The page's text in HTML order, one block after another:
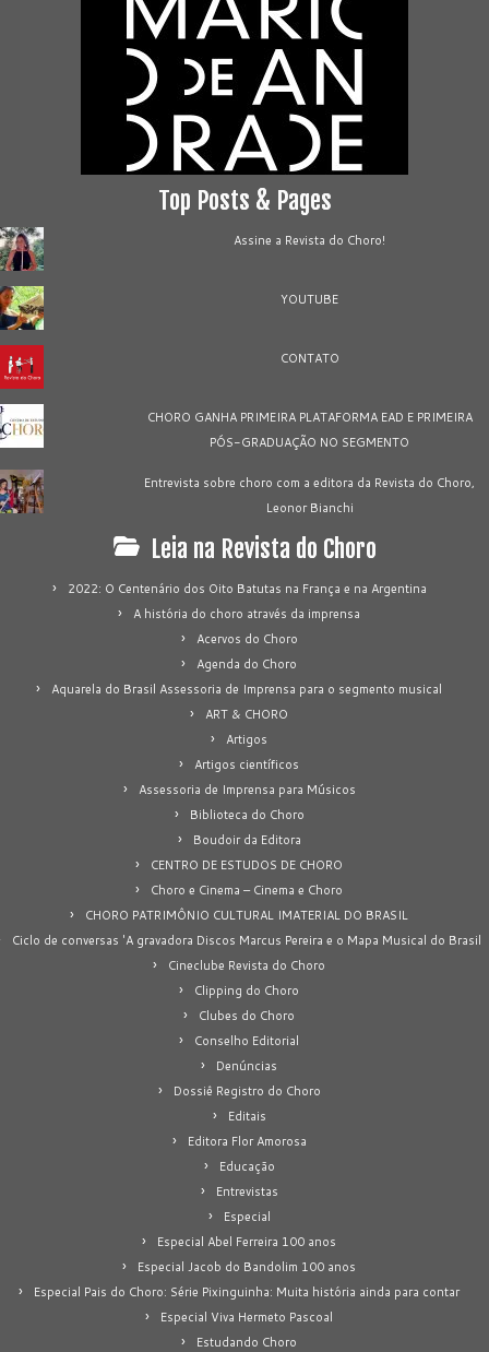
Top Posts & Pages
Assine a Revista do Choro!
YOUTUBE
CONTATO
CHORO GANHA PRIMEIRA PLATAFORMA EAD E PRIMEIRA
PÓS-GRADUAÇÃO NO SEGMENTO
Entrevista sobre choro com a editora da Revista do Choro,
Leonor Bianchi
Leia na Revista do Choro
2022: O Centenário dos Oito Batutas na França e na Argentina
A história do choro através da imprensa
Acervos do Choro
Agenda do Choro
Aquarela do Brasil Assessoria de Imprensa para o segmento musical
ART & CHORO
Artigos
Artigos científicos
Assessoria de Imprensa para Músicos
Biblioteca do Choro
Boudoir da Editora
CENTRO DE ESTUDOS DE CHORO
Choro e Cinema – Cinema e Choro
CHORO PATRIMÔNIO CULTURAL IMATERIAL DO BRASIL
Ciclo de conversas 'A gravadora Discos Marcus Pereira e o Mapa Musical do Brasil
Cineclube Revista do Choro
Clipping do Choro
Clubes do Choro
Conselho Editorial
Denúncias
Dossiê Registro do Choro
Editais
Editora Flor Amorosa
Educação
Entrevistas
Especial
Especial Abel Ferreira 100 anos
Especial Jacob do Bandolim 100 anos
Especial Pais do Choro: Série Pixinguinha: Muita história ainda para contar
Especial Viva Hermeto Pascoal
Estudando Choro